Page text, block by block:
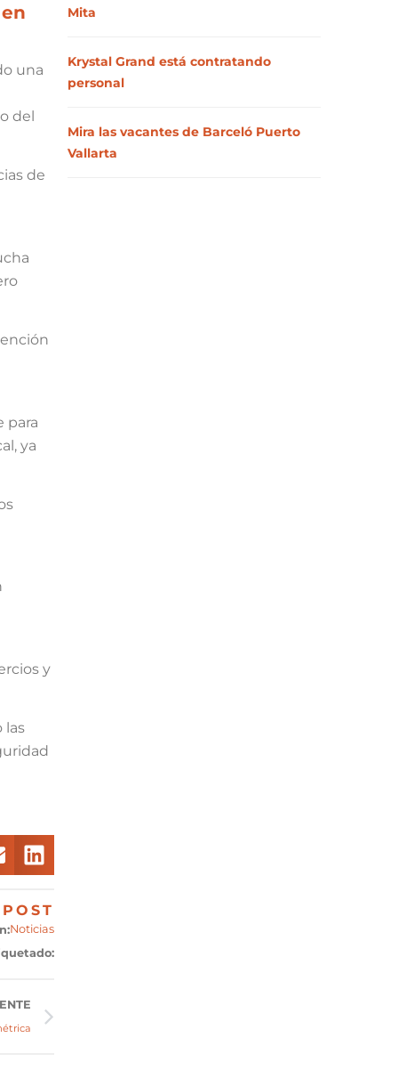
una
del
de
para
ya
y
las
POST
Noticias
Mita
Krystal Grand está contratando
personal
Mira las vacantes de Barceló Puerto
Vallarta